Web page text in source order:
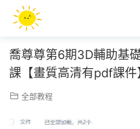
喬尊尊第6期3D輔助基
課【畫質高清有pdf課件
全部教程